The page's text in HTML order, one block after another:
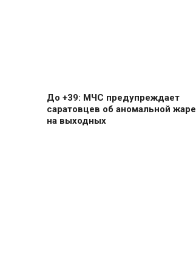
До +39: МЧС предупреждает
саратовцев об аномальной жаре
на выходных